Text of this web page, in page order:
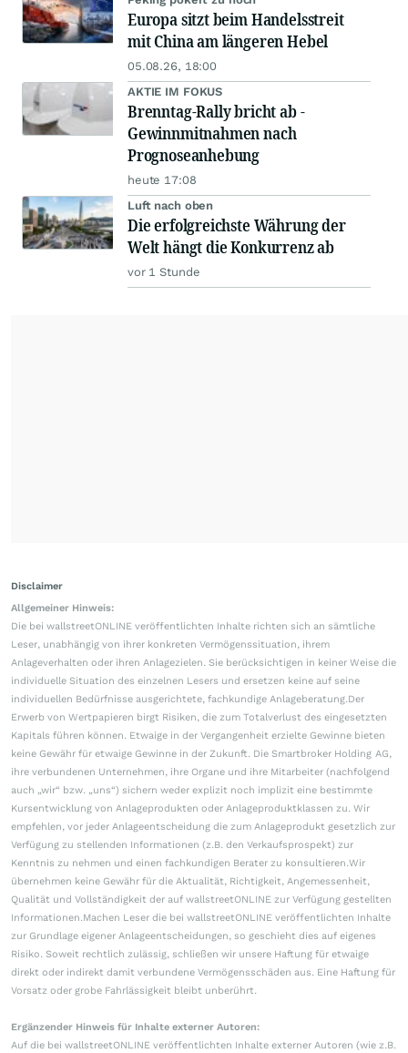
Europa sitzt beim Handelsstreit
mit China am längeren Hebel
05.08.26, 18:00
AKTIE IM FOKUS
Brenntag-Rally bricht ab -
Gewinnmitnahmen nach
Prognoseanhebung
heute 17:08
Luft nach oben
Die erfolgreichste Währung der
Welt hängt die Konkurrenz ab
vor 1 Stunde
Disclaimer
Allgemeiner Hinweis:
Die bei wallstreetONLINE veröffentlichten Inhalte richten sich an sämtliche
Leser, unabhängig von ihrer konkreten Vermögenssituation, ihrem
Anlageverhalten oder ihren Anlagezielen. Sie berücksichtigen in keiner Weise die
individuelle Situation des einzelnen Lesers und ersetzen keine auf seine
individuellen Bedürfnisse ausgerichtete, fachkundige Anlageberatung.Der
Erwerb von Wertpapieren birgt Risiken, die zum Totalverlust des eingesetzten
Kapitals führen können. Etwaige in der Vergangenheit erzielte Gewinne bieten
keine Gewähr für etwaige Gewinne in der Zukunft. Die Smartbroker Holding AG,
ihre verbundenen Unternehmen, ihre Organe und ihre Mitarbeiter (nachfolgend
auch „wir“ bzw. „uns“) sichern weder explizit noch implizit eine bestimmte
Kursentwicklung von Anlageprodukten oder Anlageproduktklassen zu. Wir
empfehlen, vor jeder Anlageentscheidung die zum Anlageprodukt gesetzlich zur
Verfügung zu stellenden Informationen (z.B. den Verkaufsprospekt) zur
Kenntnis zu nehmen und einen fachkundigen Berater zu konsultieren.Wir
übernehmen keine Gewähr für die Aktualität, Richtigkeit, Angemessenheit,
Qualität und Vollständigkeit der auf wallstreetONLINE zur Verfügung gestellten
Informationen.Machen Leser die bei wallstreetONLINE veröffentlichten Inhalte
zur Grundlage eigener Anlageentscheidungen, so geschieht dies auf eigenes
Risiko. Soweit rechtlich zulässig, schließen wir unsere Haftung für etwaige
direkt oder indirekt damit verbundene Vermögensschäden aus. Eine Haftung für
Vorsatz oder grobe Fahrlässigkeit bleibt unberührt.
Ergänzender Hinweis für Inhalte externer Autoren:
Auf die bei wallstreetONLINE veröffentlichten Inhalte externer Autoren (wie z.B.